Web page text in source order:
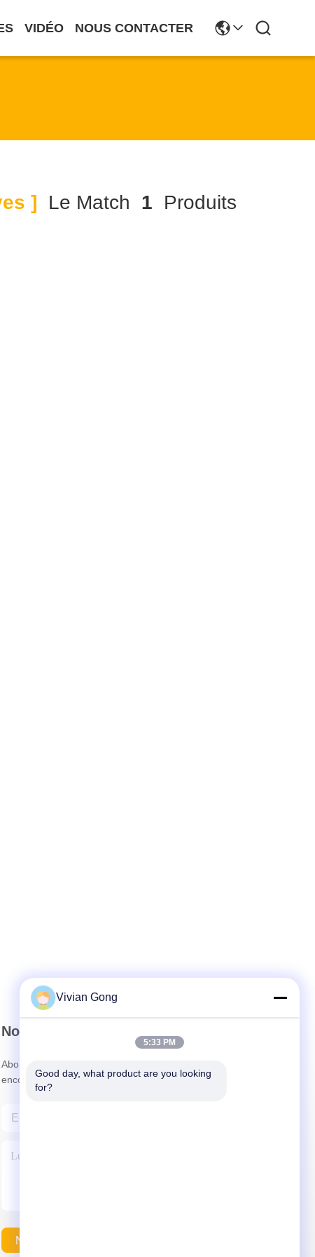
VIDÉO NOUS CONTACTER
] Le Match 1 Produits
Notre newsletter
Abonnez-vous à notre newsletter pour des réductions et plus
encore.
Nous Contacter
Vivian Gong
5:33 PM
Good day, what product are you looking
for?